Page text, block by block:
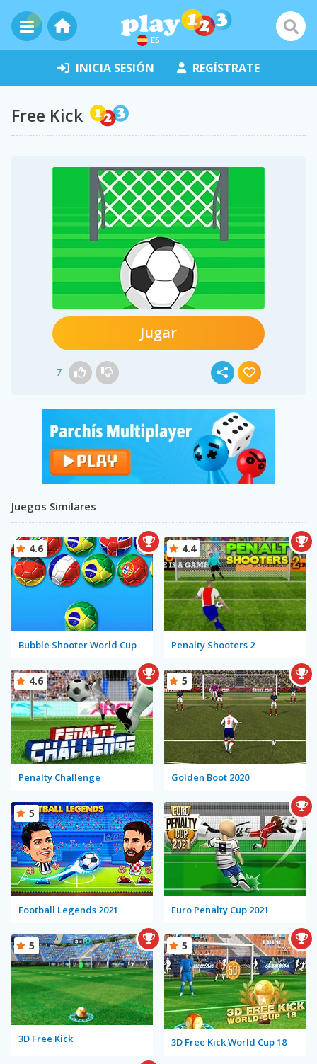
ES
INICIA SESIÓN REGÍSTRATE
Free Kick
Jugar
7
Juegos Similares
Bubble Shooter World Cup
4.6
Penalty Shooters 2
4.4
Penalty Challenge
4.6
Golden Boot 2020
5
Football Legends 2021
5
Euro Penalty Cup 2021
3D Free Kick
5
3D Free Kick World Cup 18
5